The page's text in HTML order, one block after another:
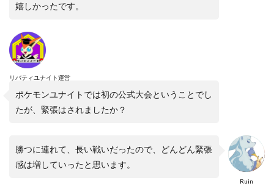
嬉しかったです。
リバティユナイト運営
ポケモンユナイトでは初の公式大会ということでし
たが、緊張はされましたか？
Ruin
勝つに連れて、長い戦いだったので、どんどん緊張
感は増していったと思います。